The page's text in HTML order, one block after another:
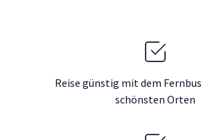
Reise günstig mit dem
schönsten Orten